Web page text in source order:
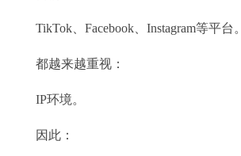
TikTok、Facebook、Instagram等平台。
都越来越重视：
IP环境。
因此：